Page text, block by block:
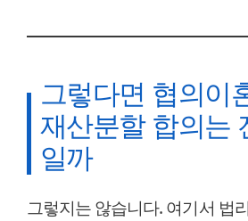
그렇다면 협의이
재산분할 합의는
일까
그렇지는 않습니다. 여기서 법